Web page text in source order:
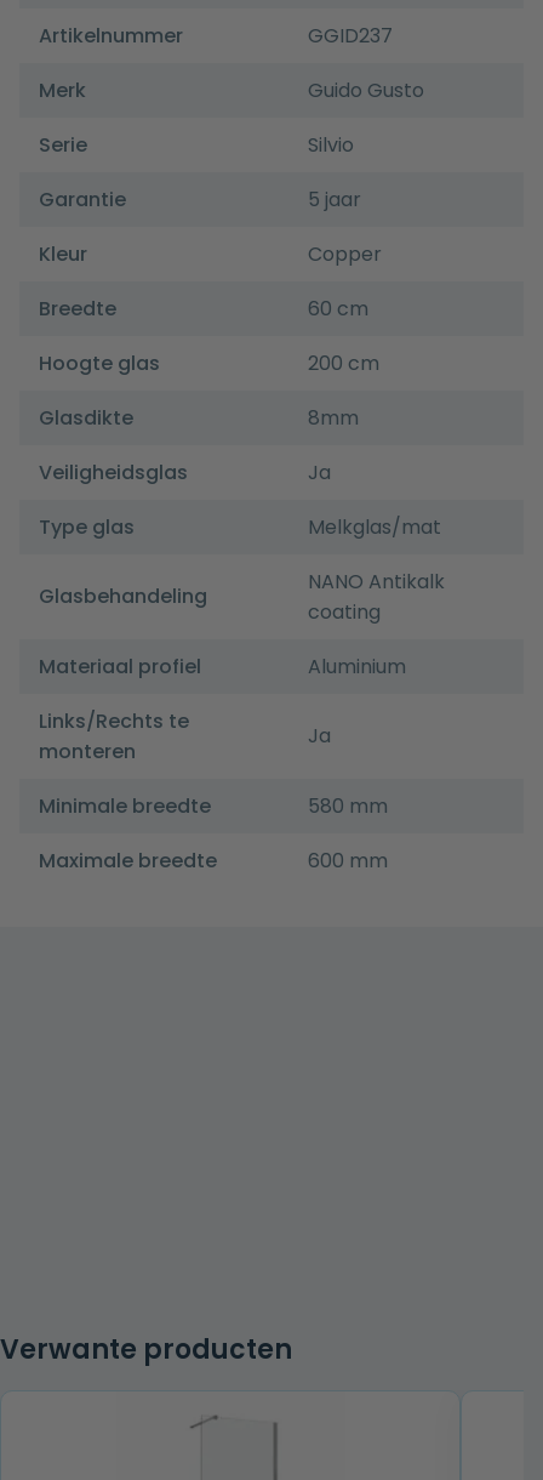
Artikelnummer
GGID237
Merk
Guido Gusto
Serie
Silvio
Garantie
5 jaar
Kleur
Copper
Breedte
60 cm
Hoogte glas
200 cm
Glasdikte
8mm
Veiligheidsglas
Ja
Type glas
Melkglas/mat
Glasbehandeling
NANO Antikalk
coating
Materiaal profiel
Aluminium
Links/Rechts te
monteren
Ja
Minimale breedte
580 mm
Maximale breedte
600 mm
Verwante producten